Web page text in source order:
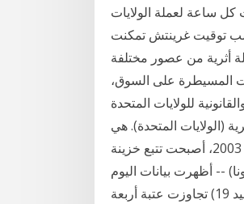
كل ساعة لعملة الولايات
"دولار امريكي" اخر تحديث كان (2021-01-17 03:45) حسب توقيت غرينتش تمكنت
في قرية البضائع بمطار القاهرة الدولي، السبت، من ضبط 85 عملة أثرية من عصور مختلفة
المسيطرة على السوق،
للولايات المتحدة
السرية (الولايات المتحدة). هي
وكالة حكومية تابعة لوزارة الأمن الداخلي للولايات المتحدة (حتى إلى مارس 2003، أصبحت تتبع خزينة
لها مهمتان منفصلتان وبينهما فرقا واسعا: واشنطن - 8 - 1 (كونا) -- أظهرت بيانات اليوم
الجمعة ان حصيلة الوفيات اليومية الناجمة عن فيروس (كورونا المستجد - كوفيد 19) تجاوزت عتبة أربعة